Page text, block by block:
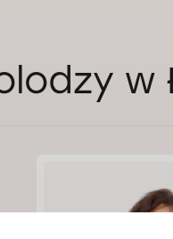
w